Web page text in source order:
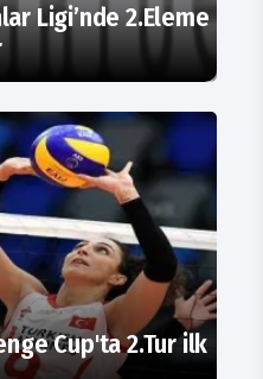
Ligi’nde 2.Eleme
Cup'ta 2.Tur ilk